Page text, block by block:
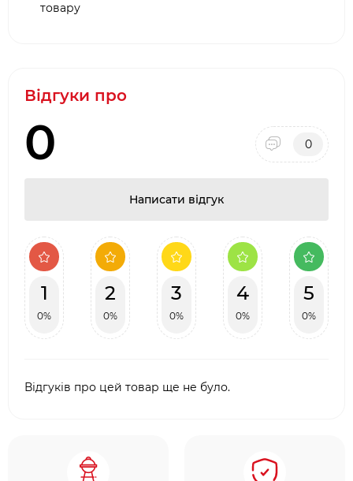
товару
Відгуки про
0 0
Написати відгук
1
0%
2
0%
3
0%
4
0%
5
0%
Відгуків про цей товар ще не було.